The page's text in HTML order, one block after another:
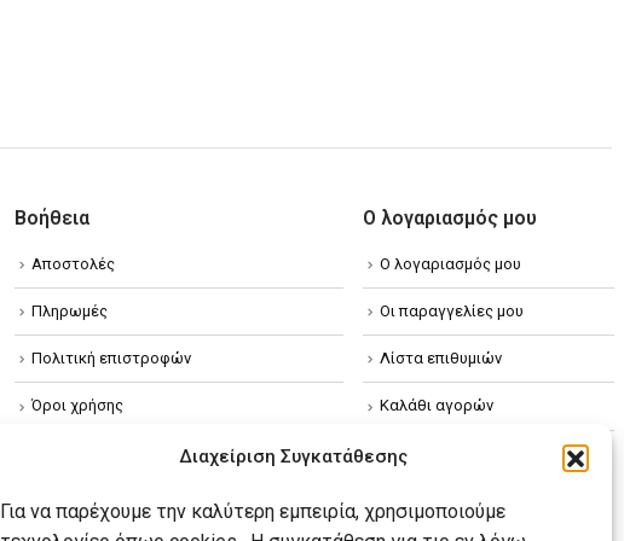
Διαχείριση Συγκατάθεσης
Για να παρέχουμε την καλύτερη εμπειρία, χρησιμοποιούμε
Βοήθεια
Αποστολές
Πληρωμές
Πολιτική επιστροφών
Όροι χρήσης
Πολιτική απορρήτου
Πολιτική Cookies
Ο λογαριασμός μου
Ο λογαριασμός μου
Οι παραγγελίες μου
Λίστα επιθυμιών
Καλάθι αγορών